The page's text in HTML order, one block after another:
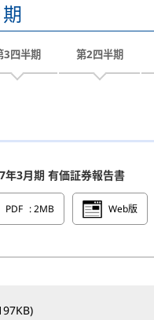
3四半期 第2四半期
年3月期 有価証券報告書
PDF : 2MB Web版
)